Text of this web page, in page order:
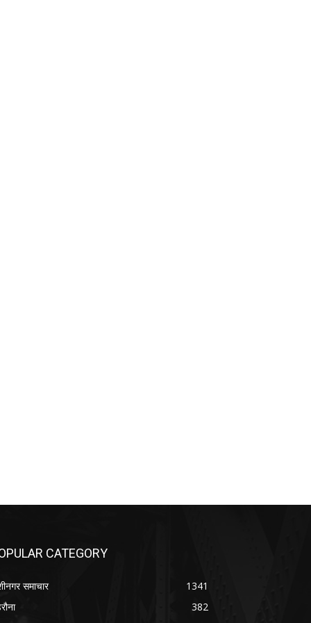
CATEGORY
समाचार
1341
382